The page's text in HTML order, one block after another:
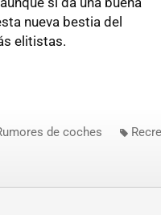
nueva bestia del
elitistas.
de coches